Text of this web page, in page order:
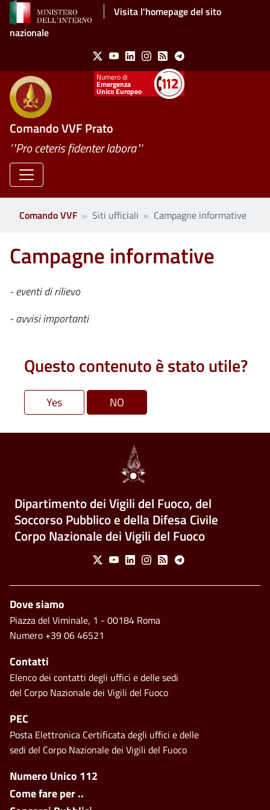
Salta al contenuto principaleVisita l'homepage del sito
nazionale
Social Menu
X YoutubeLinkedinInstagram
Feed Telegram
Emergenza
Unico Europeo
Comando VVF Prato
’"Pro ceteris fidenter labora"’
Comando VVF Siti ufficiali Campagne informative
Campagne informative
- eventi di rilievo
- avvisi importanti
Questo contenuto è stato utile?
Dipartimento dei Vigili del Fuoco, del
Soccorso Pubblico e della Difesa Civile
Corpo Nazionale dei Vigili del Fuoco
Social Menu
X YoutubeLinkedinInstagram
Feed Telegram
Footer side menu
Numero Unico 112
Come fare per ..
Piè di pagina
Dove siamo
Piazza del Viminale, 1 - 00184 Roma
Numero +39 06 46521
Contatti
Elenco dei contatti degli uffici e delle sedi
del Corpo Nazionale dei Vigili del Fuoco
PEC
Posta Elettronica Certificata degli uffici e delle
sedi del Corpo Nazionale dei Vigili del Fuoco